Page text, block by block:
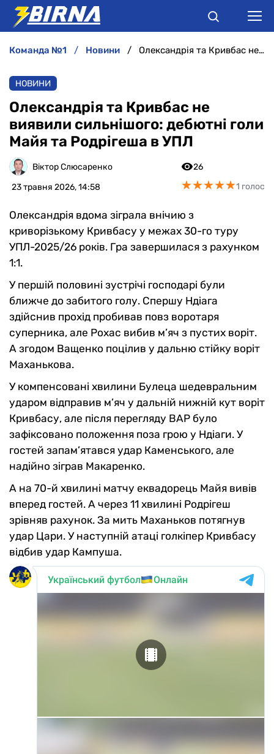
АНАЛІТИКА
ІНТЕРВ'Ю
РІЗНЕ
БУКМЕКЕРИ
команда №1 новини Олександрія та Кривбас не виявили сильнішого: дебютні голи Майя та Родрігеша в УПЛ
НОВИНИ
Олександрія та Кривбас не
виявили сильнішого: дебютні голи
Майя та Родрігеша в УПЛ
Віктор Слюсаренко
23 травня 2026, 14:58
26
★★★★★
★★★★★1 голос
Олександрія вдома зіграла внічию з
криворізькому Кривбасу у межах 30-го туру
УПЛ-2025/26 років. Гра завершилася з рахунком
1:1.
У першій половині зустрічі господарі були
ближче до забитого голу. Спершу Ндіага
здійснив прохід пробивав повз воротаря
суперника, але Рохас вибив м’яч з пустих воріт.
А згодом Ващенко поцілив у дальню стійку воріт
Маханькова.
У компенсовані хвилини Булеца шедевральним
ударом відправив м’яч у дальній нижній кут воріт
Кривбасу, але після перегляду ВАР було
зафіксовано положення поза грою у Ндіаги. У
гостей запам’ятався удар Каменського, але
надійно зіграв Макаренко.
А на 70-й хвилині матчу еквадорець Майя вивів
вперед гостей. А через 11 хвилині Родрігеш
зрівняв рахунок. За мить Маханьков потягнув
удар Цари. У наступній атаці голкіпер Кривбасу
відбив удар Кампуша.